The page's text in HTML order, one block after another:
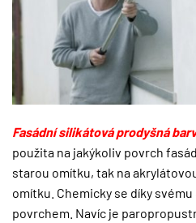
Fasádní silikátová prodyšná
použita na jakýkoliv povrch
starou omítku, tak na
omítku. Chemicky se díky
povrchem. Navíc je